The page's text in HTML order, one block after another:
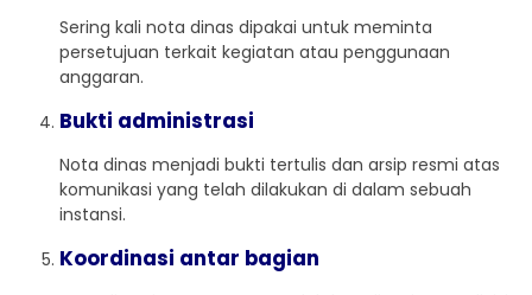
Sering kali nota dinas dipakai untuk meminta
persetujuan terkait kegiatan atau penggunaan
anggaran.
Bukti administrasi
Nota dinas menjadi bukti tertulis dan arsip resmi atas
komunikasi yang telah dilakukan di dalam sebuah
instansi.
Koordinasi antar bagian